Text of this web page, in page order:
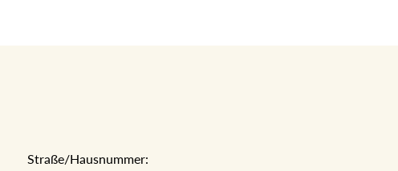
Straße/Hausnummer: